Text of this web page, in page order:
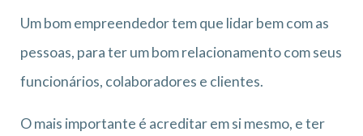
Um bom empreendedor tem que lidar bem com as
pessoas, para ter um bom relacionamento com seus
funcionários, colaboradores e clientes.
O mais importante é acreditar em si mesmo, e ter